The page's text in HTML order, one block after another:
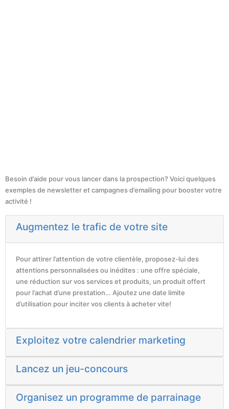
Besoin d’aide pour vous lancer dans la prospection? Voici quelques
exemples de newsletter et campagnes d’emailing pour booster votre
activité !
Augmentez le trafic de votre site
Pour attirer l’attention de votre clientèle, proposez-lui des
attentions personnalisées ou inédites : une offre spéciale,
une réduction sur vos services et produits, un produit offert
pour l’achat d’une prestation… Ajoutez une date limite
d’utilisation pour inciter vos clients à acheter vite!
Exploitez votre calendrier marketing
Lancez un jeu-concours
Organisez un programme de parrainage